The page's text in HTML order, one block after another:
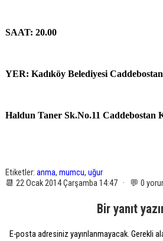
SAAT: 20.00
YER: Kadıköy Belediyesi
Haldun Taner Sk.No.11 Caddebostan
Etiketler: anma, mumcu, uğur
📆 22 Ocak 2014 Çarşamba 14:47 · 💬 0
Bir yanıt
E-posta adresiniz yayınlanmayacak. Gerekli